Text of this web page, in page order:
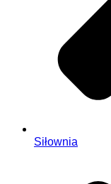
Siłownia